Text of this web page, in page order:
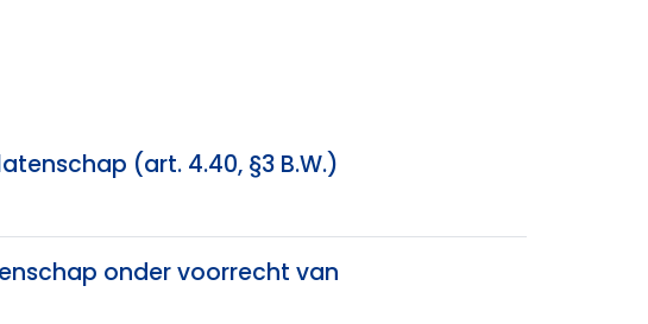
(art. 4.40, §3 B.W.)
onder voorrecht van